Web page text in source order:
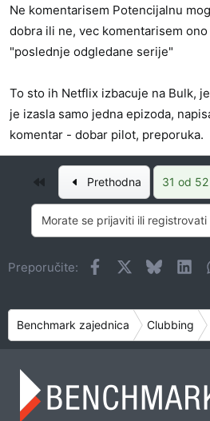
Ne komentarisem Potencijalnu
dobra ili ne, vec komentarisem
"poslednje odgledane serije"
To sto ih Netflix izbacuje na Bulk,
je izasla samo jedna epizoda,
komentar - dobar pilot, preporuka.
Prethodna 31 od 52
Morate se prijaviti ili
Preporučite: Facebook Bluesky
Benchmark zajednica Clubbing